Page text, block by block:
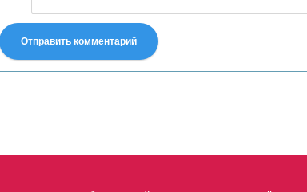
Отправить комментарий